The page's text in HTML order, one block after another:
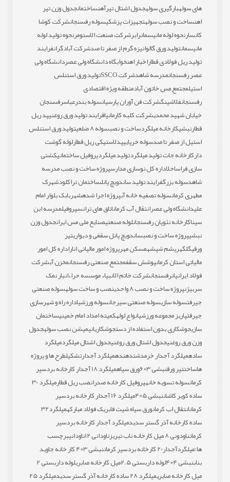
های سولهبارگیری سولهجدول اشتال تیرآهنساختمانجدول وزن تیر
اهنساخت و نصب سولهتجهیزات پزشکیسوله رفسنجانشرکت کوشا
کانسارنحوه لوله مانیسمانرابرشرکت صنعت الاستومرنحوه تولید لوله
مانیسمانتولید ورق گالوانیزه گرم از صفر تا صدشرکت آبادگرانفرایند
تولید ریل فولادی قطاراخبار اهنخوابگاه دانشگاه ولی عصردانشگاه ولی
عصر رفسنجانمدرسه شاهدشرکت SSCO
تولید ورق استنلس
استیلمجتمع مس خاتون آبادمنطقه ویژه اقتصادی
رفسنجانفلاشینگشرکت فن آوران پارسیانسوله بندرعباسرفسنجان
خیابان شهید محمدیشرکت کلبه کارمانیافرایند تولید ورق روغنیپد ریل
قطارنبشیکارخانه میلگردساخت و نصبسوله 8 ضلعی
تولید ورق استنلس
استیل از صفر تا صدسوله خرپاییپدلاستیکی ریل قطارلوله گوشت
دارکارخانه جات تولید میلگردتولید میلگردپروفیل ساختمانیکشتی
سازی فراساحلاداره کل نوسازی مدارسپروژه ساخت و نصب مدرسه
شاهدسوله بزرگفرایند تولید ساندویچ پانلساختمان تراکلودشهرک
مطهری کرمانسوله تصفیه خانه آبپروژه اجرا شدهشهربابک بلوار امام
علیدانشگاه ولی عصرانتقال آب کرماناتاق های ترانسپروفیلمدرسه ابن
سیناکارخانه نئوپان رفسنجانلوله صنعتیصنایع ملی مس ایرانجدول وزن
نبشیپروژه ساخت و نصبساندویچ پانل سقفی و دیواریتیر
ورقیگلگهرپشم شیشهمسکن مهرپروژه امور مالیاتی اناراداره کل امور
مالیاتی استان کرمانپوشش سقفمجتمع صنعتی رفسنجانمخزن آبشرکت
فولاد ایرانیانرفسنجانشرکت خاتم الانبیاء موسسه حراءانبار نمک
سربیژنپروژه ساخت و نصب 8 واحدی نصب و ساخت سولهسوله صنعتی
جیرفتسوله سازیسوله صنعتی سیرجانسوله ورزشیاداره راه و شهرسازی
جیرفتپاریز مجموعه ورزشیانواع لولهکمیته امداد امام خمینیساختمان
سازیجوشکاری بدون استفاده از دستجوشکاریانیمیشن نصب سولهجدول
وزن ورق روغنیجدول اشتال ورق روغنیجدول اشتال میلگردمیلگرد
سادهمیلگرد آجدار خرمدشتدهندهمیلگرد آجدارتشکیلطرح ها و پروژه
هاساختتیر ورقنبشی 3×6 ورق سیاه
میلگرد 18 آجدار کارخانه بردسیر
کرمانسوله تسویه خانهپروفیل کارخانه صدرانصب ریل قطار
میلگرد 30
ساده کویر کاشاننبشی 5×4
میلگرد 16 آجدار کارخانه بردسیر
کرمانانتقال اب کرمانورق سیاه شیت فابریک فولاد مبارکه
میلگرد32
ساده کارخانه آذر گستر سدیدمیلگرد آجدار کارخانه بردسیر
کرمانناودونی 8 میل کارخانه ناب تبریز ناودانی 12 ناودانیبرچسب
ها:میلگردآجدار20 کارخانه بردسیر کرمان
نبشی 3×4 کار خانه جاوید
بنابنبشی 4×4 لوله داربستی 2.5میل کارخانه صابری
لوله داربستی 2
میل کارخانه صابریمیلگرد 28 ساده کارخانه آذر گستر سدید
میلگرد 25